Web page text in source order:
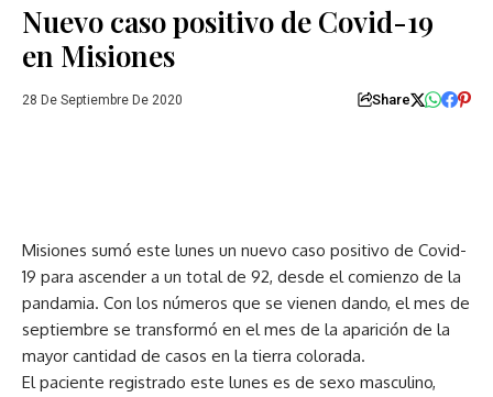
Nuevo caso positivo de Covid-19
en Misiones
28 De Septiembre De 2020 Share
Misiones sumó este lunes un nuevo caso positivo de Covid-
19 para ascender a un total de 92, desde el comienzo de la
pandamia. Con los números que se vienen dando, el mes de
septiembre se transformó en el mes de la aparición de la
mayor cantidad de casos en la tierra colorada.
El paciente registrado este lunes es de sexo masculino,